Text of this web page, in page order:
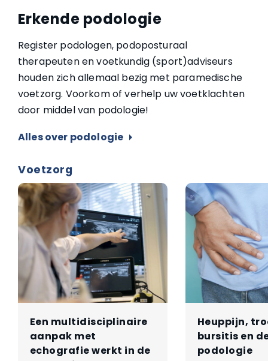
Erkende podologie
Register podologen, podoposturaal
therapeuten en voetkundig (sport)adviseurs
houden zich allemaal bezig met paramedische
voetzorg. Voorkom of verhelp uw voetklachten
door middel van podologie!
Alles over podologie arrow_right
Voetzorg
Een multidisciplinaire
aanpak met
echografie werkt in de
Heuppijn,
bursitis en
podologie